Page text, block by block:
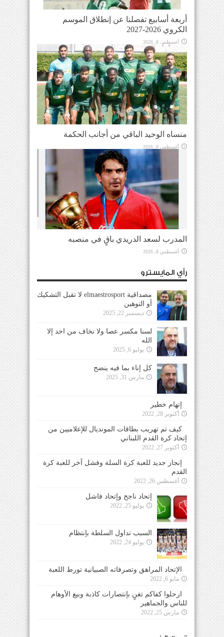
أربعة أسابيع تفصلنا عن إنطلاق الموسم
الكروي 2026-2027
أغسطس 8, 2026
منساه الوحيد الباقي من أجانب الحكمة
أغسطس 8, 2026
المدرب لسعد الدريدي باقٍ في منصبه
أغسطس 8, 2026
رأي المايسترو
مصداقية elmaestrosport لا تقبل التشكيك
أو التوهين
ديسمبر 22, 2025
لسنا مكسر عصا ولا نخاف من احد إلا
الله
يوليو 6, 2025
كل إناء بما فيه ينضح
مارس 31, 2025
إتهام خطير
أكتوبر 28, 2022
كيف تم تهريب بطاقات المونديال للإعلاميين من
إتحاد كرة القدم اللبناني
أكتوبر 27, 2022
إنجاز جديد للعبة كرة السلة وفشل آخر للعبة كرة
القدم
أغسطس 26, 2022
إتحاد ناجح وإتحاد فاشل
يوليو 25, 2022
السبب تداول السلطة بإنتظام
يوليو 24, 2022
الإتحاد المراهق وتصرفاته الصبيانية تورط اللعبة
مايو 6, 2022
ارحلوا كفاكم تغنٍ بإنتصارات كاذبة وبيع الأوهام
للناس والجماهير
مارس 25, 2022